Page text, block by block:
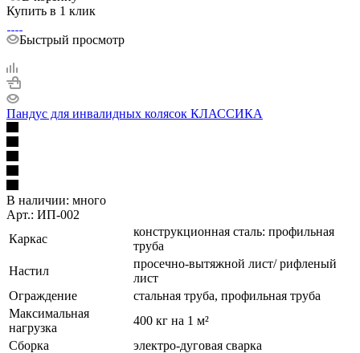
Купить в 1 клик
Быстрый просмотр
Пандус для инвалидных колясок КЛАССИКА
В наличии: много
Арт.: ИП-002
Каркас
конструкционная сталь: профильная
труба
Настил
просечно-вытяжной лист/ рифленый
лист
Ограждение
стальная труба, профильная труба
Максимальная
нагрузка
400 кг на 1 м²
Сборка
электро-дуговая сварка